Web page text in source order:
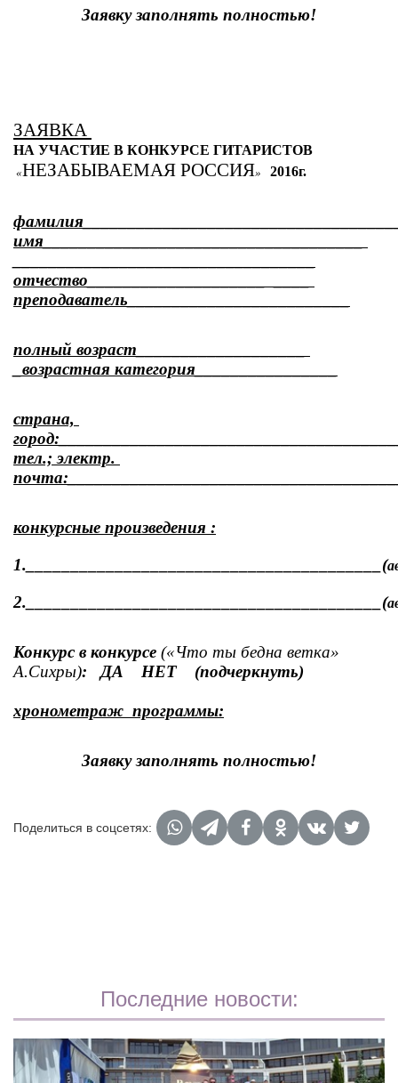
Заявку заполнять полностью!
ЗАЯВКА
НА УЧАСТИЕ В КОНКУРСЕ ГИТАРИСТОВ
«НЕЗАБЫВАЕМАЯ РОССИЯ» 2016г.
имя____________________________________
отчество____________________  ____
преподаватель_________________________
полный возраст___________________
_возрастная категория________________
страна,
тел.; электр.
конкурсные произведения :
1.________________________________________(
2.________________________________________(
Конкурс в конкурсе («Что ты бедна ветка»
А.Сихры):   ДА    НЕТ    (подчеркнуть)
хронометраж  программы:
Заявку заполнять полностью!
Поделиться в соцсетях:
Последние новости: